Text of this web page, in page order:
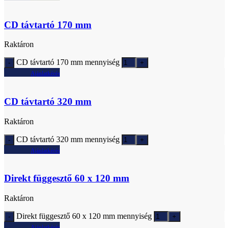
CD távtartó 170 mm
Raktáron
CD távtartó 170 mm mennyiség
Ajánlatkérés
CD távtartó 320 mm
Raktáron
CD távtartó 320 mm mennyiség
Ajánlatkérés
Direkt függesztő 60 x 120 mm
Raktáron
Direkt függesztő 60 x 120 mm mennyiség